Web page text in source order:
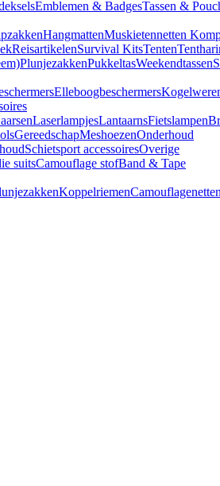
Emblemen & BadgesTassen &
HangmattenMuskietennetten
ReisartikelenSurvival KitsTenten
PlunjezakkenPukkeltasWeekendtassen
Elleboogbeschermers
LaserlampjesLantaarnsFietslampen
GereedschapMeshoezenOnderhoud
Schietsport accessoiresOverige
suitsCamouflage stofBand & Tape
KoppelriemenCamouflagenetten